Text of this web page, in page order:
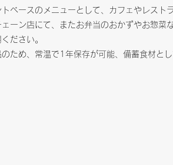
ベースのメニューとして、カフェやレスト
ーン店にて、またお弁当のおかずやお惣菜
ださい。
ため、常温で1年保存が可能、備蓄食材と